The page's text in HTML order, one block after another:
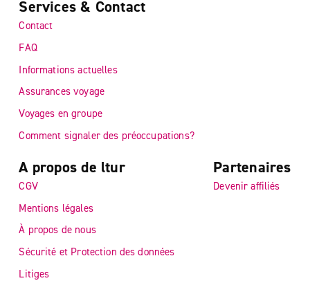
Services & Contact
Contact
FAQ
Informations actuelles
Assurances voyage
Voyages en groupe
Comment signaler des préoccupations?
A propos de ltur
CGV
Mentions légales
À propos de nous
Sécurité et Protection des données
Litiges
Partenaires
Devenir affiliés